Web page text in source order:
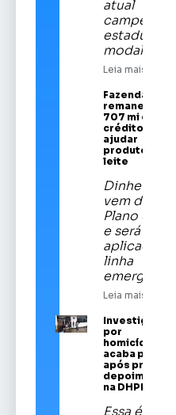
atual
campeã
estadual da
modalidade
Leia mais
Fazenda
remaneja R$
707 mi em
crédito para
ajudar
produtores de
leite
Dinheiro
vem do
Plano Safra
e será
aplicado em
linha
emergencial
Leia mais
Investigado
por
homicídios
acaba preso
após prestar
depoimento
na DHPP